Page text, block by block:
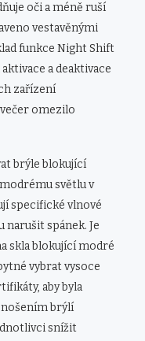
oči a méně ruší
vestavěnými
funkce Night Shift
a deaktivace
zařízení
omezilo
brýle blokující
světlu v
specifické vlnové
spánek. Je
skla blokující modré
vybrat vysoce
aby byla
brýlí
snížit